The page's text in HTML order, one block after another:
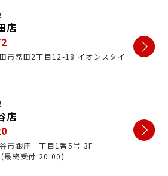
店
常田2丁目12-18 イオンスタイ
店
銀座一丁目1番5号 3F
最終受付 20:00)